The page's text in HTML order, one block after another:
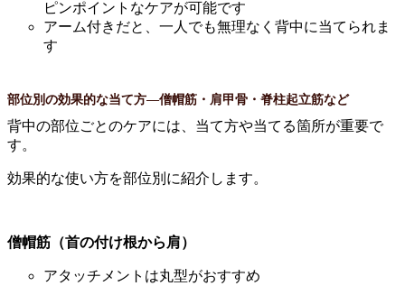
ピンポイントなケアが可能です
アーム付きだと、一人でも無理なく背中に当てられま
す
部位別の効果的な当て方—僧帽筋・肩甲骨・脊柱起立筋など
背中の部位ごとのケアには、当て方や当てる箇所が重要で
す。
効果的な使い方を部位別に紹介します。
僧帽筋（首の付け根から肩）
アタッチメントは丸型がおすすめ